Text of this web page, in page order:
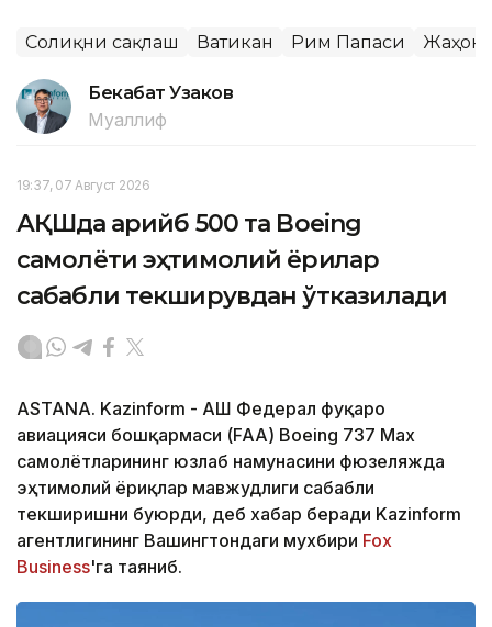
Соғлиқни сақлаш Ватикан Рим Папаси Жаҳон
Бекабат Узаков
Муаллиф
19:37, 07 Август 2026
АҚШда қарийб 500 та Boeing
самолёти эҳтимолий ёриқлар
сабабли текширувдан ўтказилади
ASTANA. Kazinform - АҚШ Федерал фуқаро
авиацияси бошқармаси (FAA) Boeing 737 Max
самолётларининг юзлаб намунасини фюзеляжда
эҳтимолий ёриқлар мавжудлиги сабабли
текширишни буюрди, деб хабар беради Kazinform
агентлигининг Вашингтондаги мухбири Fox
Business'га таяниб.